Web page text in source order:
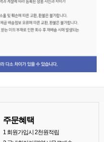
주문혜택
1회원가입시 2천원적립